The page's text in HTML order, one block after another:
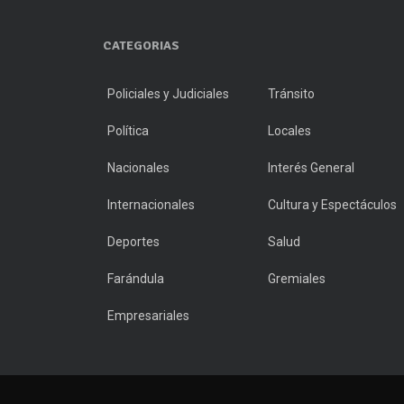
CATEGORIAS
Policiales y Judiciales Tránsito
Política Locales
Nacionales Interés General
Internacionales Cultura y Espectáculos
Deportes Salud
Farándula Gremiales
Empresariales